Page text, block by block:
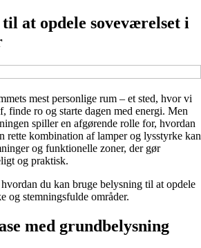
at opdele soveværelset i
mest personlige rum – et sted, hvor vi
finde ro og starte dagen med energi. Men
spiller en afgørende rolle for, hvordan
rette kombination af lamper og lysstyrke kan
og funktionelle zoner, der gør
og praktisk.
du kan bruge belysning til at opdele
og stemningsfulde områder.
med grundbelysning